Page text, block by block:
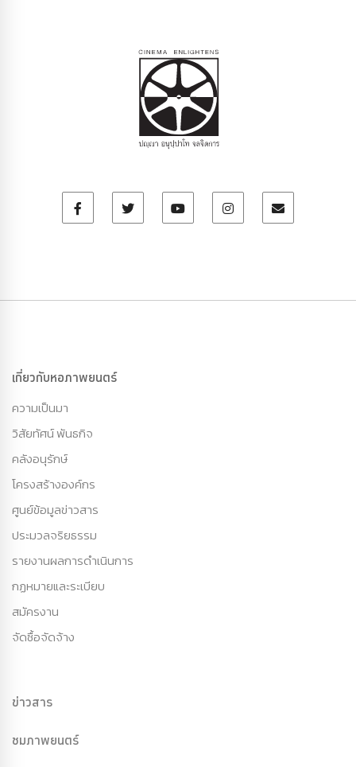
เกี่ยวกับหอภาพยนตร์
ความเป็นมา
วิสัยทัศน์ พันธกิจ
คลังอนุรักษ์
โครงสร้างองค์กร
ศูนย์ข้อมูลข่าวสาร
ประมวลจริยธรรม
รายงานผลการดำเนินการ
กฏหมายและระเบียบ
สมัครงาน
จัดซื้อจัดจ้าง
ข่าวสาร
ชมภาพยนตร์